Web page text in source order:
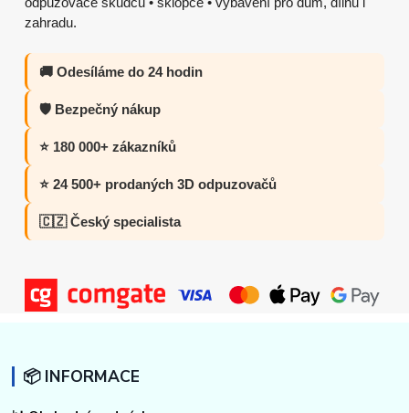
zahradu.
🚚 Odesíláme do 24 hodin
🛡️ Bezpečný nákup
⭐ 180 000+ zákazníků
⭐ 24 500+ prodaných 3D odpuzovačů
🇨🇿 Český specialista
📦 INFORMACE